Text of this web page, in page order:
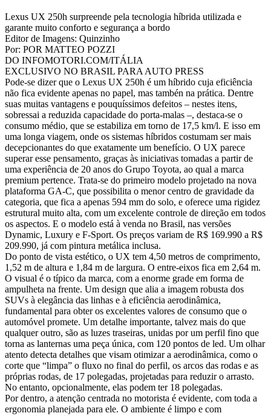
Lexus UX 250h surpreende pela tecnologia híbrida utilizada e
garante muito conforto e segurança a bordo
Editor de Imagens: Quinzinho
Por: POR MATTEO POZZI
DO INFOMOTORI.COM/ITÁLIA
EXCLUSIVO NO BRASIL PARA AUTO PRESS
Pode-se dizer que o Lexus UX 250h é um híbrido cuja eficiência
não fica evidente apenas no papel, mas tambén na prática. Dentre
suas muitas vantagens e pouquíssimos defeitos – nestes itens,
sobressai a reduzida capacidade do porta-malas –, destaca-se o
consumo médio, que se estabiliza em torno de 17,5 km/l. E isso em
uma longa viagem, onde os sistemas híbridos costumam ser mais
decepcionantes do que exatamente um benefício. O UX parece
superar esse pensamento, graças às iniciativas tomadas a partir de
uma experiência de 20 anos do Grupo Toyota, ao qual a marca
premium pertence. Trata-se do primeiro modelo projetado na nova
plataforma GA-C, que possibilita o menor centro de gravidade da
categoria, que fica a apenas 594 mm do solo, e oferece uma rigidez
estrutural muito alta, com um excelente controle de direção em todos
os aspectos. E o modelo está à venda no Brasil, nas versões
Dynamic, Luxury e F-Sport. Os preços variam de R$ 169.990 a R$
209.990, já com pintura metálica inclusa.
Do ponto de vista estético, o UX tem 4,50 metros de comprimento,
1,52 m de altura e 1,84 m de largura. O entre-eixos fica em 2,64 m.
O visual é o típico da marca, com a enorme grade em forma de
ampulheta na frente. Um design que alia a imagem robusta dos
SUVs à elegância das linhas e à eficiência aerodinâmica,
fundamental para obter os excelentes valores de consumo que o
automóvel promete. Um detalhe importante, talvez mais do que
qualquer outro, são as luzes traseiras, unidas por um perfil fino que
torna as lanternas uma peça única, com 120 pontos de led. Um olhar
atento detecta detalhes que visam otimizar a aerodinâmica, como o
corte que “limpa” o fluxo no final do perfil, os arcos das rodas e as
próprias rodas, de 17 polegadas, projetadas para reduzir o arrasto.
No entanto, opcionalmente, elas podem ter 18 polegadas.
Por dentro, a atenção centrada no motorista é evidente, com toda a
ergonomia planejada para ele. O ambiente é limpo e com